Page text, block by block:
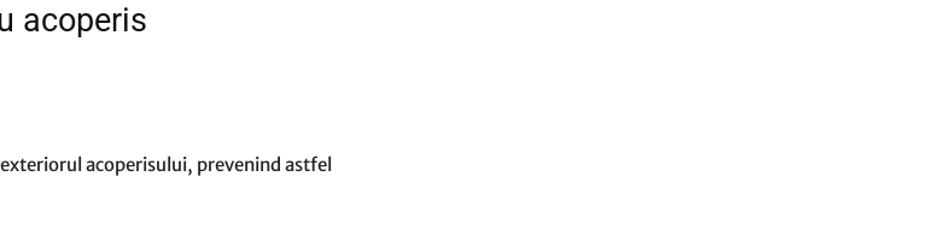
acoperis
acoperisului, prevenind astfel